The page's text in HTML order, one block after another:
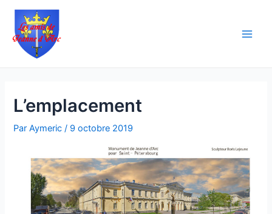
Aller
contenu
L’emplacement
ParAymeric/ 9 octobre 2019
Navigation
articles